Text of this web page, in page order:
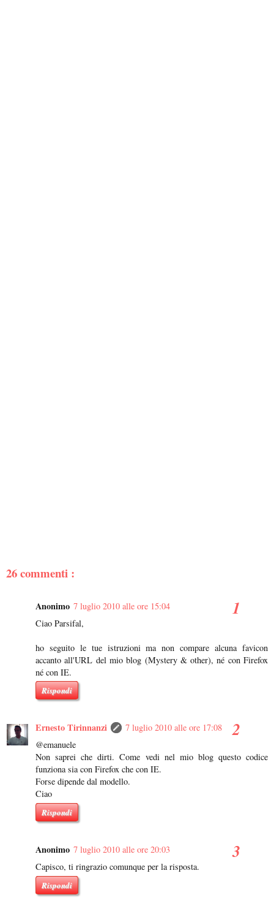
26 commenti :
Anonimo 7 luglio 2010 alle ore 15:04
Ciao Parsifal,
ho seguito le tue istruzioni ma non compare alcuna favicon
accanto all'URL del mio blog (Mystery & other), né con Firefox
né con IE.
Rispondi
Ernesto Tirinnanzi
7 luglio 2010 alle ore 17:08
@emanuele
Non saprei che dirti. Come vedi nel mio blog questo codice
funziona sia con Firefox che con IE.
Forse dipende dal modello.
Ciao
Rispondi
Anonimo 7 luglio 2010 alle ore 20:03
Capisco, ti ringrazio comunque per la risposta.
Rispondi